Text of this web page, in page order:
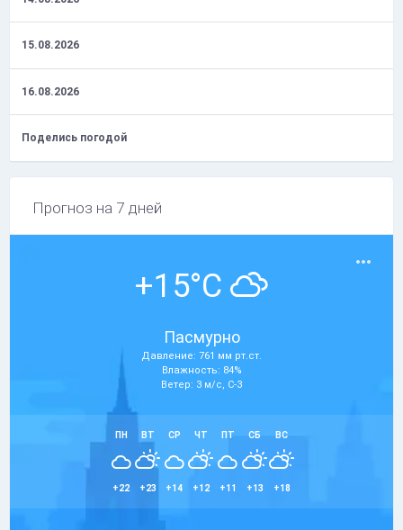
15.08.2026
16.08.2026
Поделись погодой
Прогноз на 7 дней
+15°C
Пасмурно
Давление: 761 мм рт.ст.
Влажность: 84%
Ветер: 3 м/с, С-З
ПН
+22
ВТ
+23
СР
+14
ЧТ
+12
ПТ
+11
СБ
+13
ВС
+18